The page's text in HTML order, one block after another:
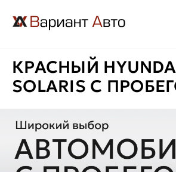
КРАСНЫЙ
SOLARIS С